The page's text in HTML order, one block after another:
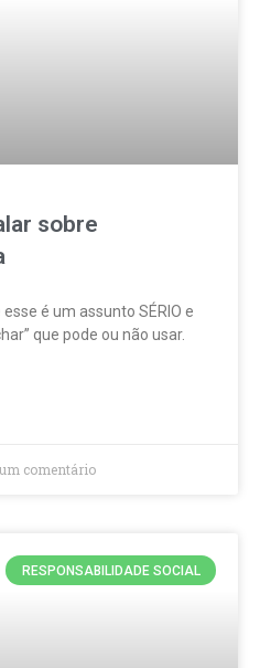
sobre
é um assunto SÉRIO e
que pode ou não usar.
comentário
RESPONSABILIDADE SOCIAL